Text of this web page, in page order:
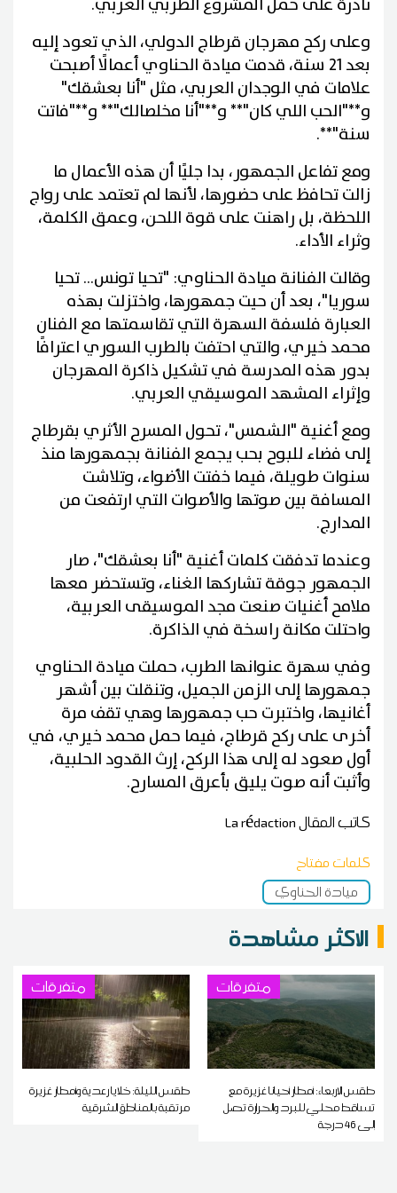
وعلى ركح مهرجان قرطاج الدولي، الذي تعود إليه
بعد 21 سنة، قدمت ميادة الحناوي أعمالًا أصبحت
علامات في الوجدان العربي، مثل "أنا بعشقك"
و**"الحب اللي كان"** و**"أنا مخلصالك"** و**"فاتت
سنة"**.
ومع تفاعل الجمهور، بدا جليًا أن هذه الأعمال ما
زالت تحافظ على حضورها، لأنها لم تعتمد على رواج
اللحظة، بل راهنت على قوة اللحن، وعمق الكلمة،
وثراء الأداء.
وقالت الفنانة ميادة الحناوي: "تحيا تونس... تحيا
سوريا"، بعد أن حيت جمهورها، واختزلت بهذه
العبارة فلسفة السهرة التي تقاسمتها مع الفنان
محمد خيري، والتي احتفت بالطرب السوري اعترافًا
بدور هذه المدرسة في تشكيل ذاكرة المهرجان
وإثراء المشهد الموسيقي العربي.
ومع أغنية "الشمس"، تحول المسرح الأثري بقرطاج
إلى فضاء للبوح بحب يجمع الفنانة بجمهورها منذ
سنوات طويلة، فيما خفتت الأضواء، وتلاشت
المسافة بين صوتها والأصوات التي ارتفعت من
المدارج.
وعندما تدفقت كلمات أغنية "أنا بعشقك"، صار
الجمهور جوقة تشاركها الغناء، وتستحضر معها
ملامح أغنيات صنعت مجد الموسيقى العربية،
واحتلت مكانة راسخة في الذاكرة.
وفي سهرة عنوانها الطرب، حملت ميادة الحناوي
جمهورها إلى الزمن الجميل، وتنقلت بين أشهر
أغانيها، واختبرت حب جمهورها وهي تقف مرة
أخرى على ركح قرطاج، فيما حمل محمد خيري، في
أول صعود له إلى هذا الركح، إرث القدود الحلبية،
وأثبت أنه صوت يليق بأعرق المسارح.
كاتب المقالLa rédaction
كلمات مفتاح
ميادة الحناوي
الاكثر مشاهدة
متفرقات
طقس الاربعاء: أمطار أحيانا غزيرة مع
تساقط محلي للبرد والحرارة تصل
إلى 46 درجة
متفرقات
طقس الليلة: خلايا رعدية وأمطار غزيرة
مرتقبة بالمناطق الشرقية